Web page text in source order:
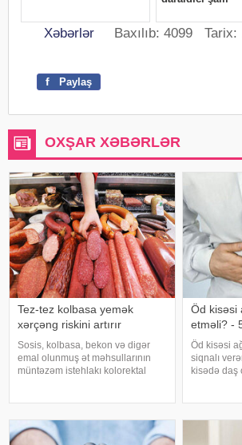
Xəbərlər Baxılıb: 4099 Tarix:
f Paylaş
OXŞAR XƏBƏRLƏR
Tez-tez kolbasa yemək
xərçəng riskini artırır
Sosis, kolbasa, bekon və digər
emal olunmuş ət məhsullarının
müntəzəm istehlakı kolorektal
Nazirliyinin Milli Kliniki
Endokrinologiy
Öd kisəsi
etməli? -
Öd kisəsi
siqnalı
kisədə daş
bu zaman